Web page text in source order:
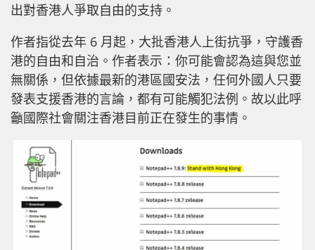
出對香港人爭取自由的支持。
作者指從去年 6 月起，大批香港人上街抗爭，守護香
港的自由和自治。作者表示：你可能會認為這與您並
無關係，但依據最新的港區國安法，任何外國人只要
發表支援香港的言論，都有可能觸犯法例。故以此呼
籲國際社會關注香港目前正在發生的事情。